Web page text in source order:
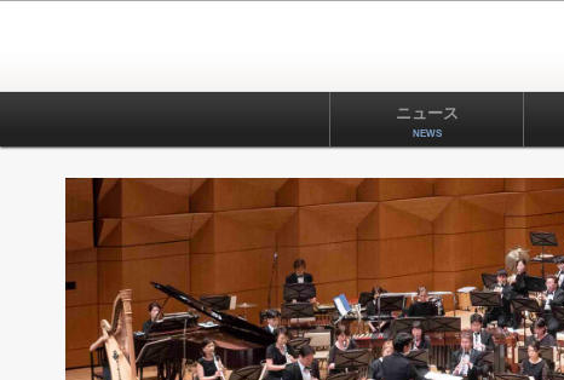
ニュース
NEWS